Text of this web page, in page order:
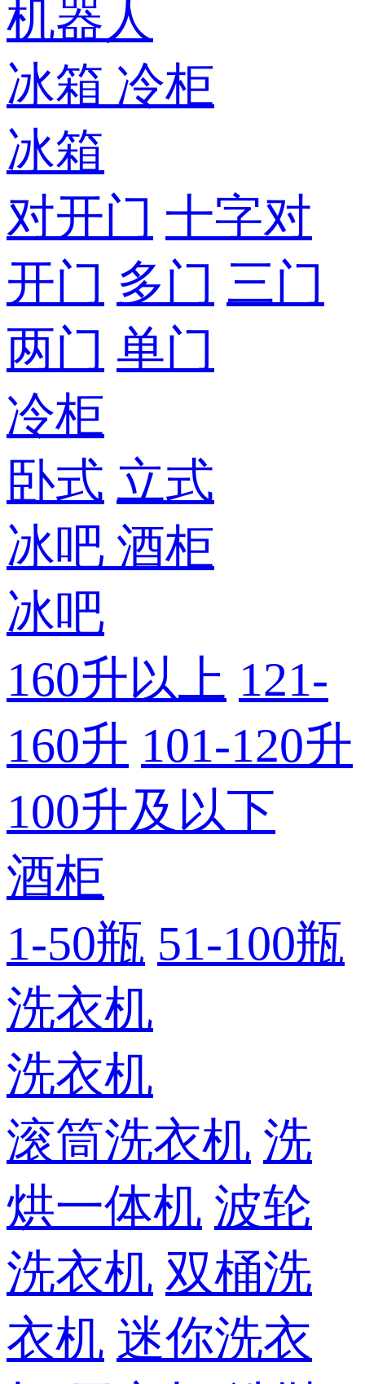
机器人
冰箱 冷柜
冰箱
对开门 十字对
开门 多门 三门
两门 单门
冷柜
卧式 立式
冰吧 酒柜
冰吧
160升以上 121-
160升 101-120升
100升及以下
酒柜
1-50瓶 51-100瓶
洗衣机
洗衣机
滚筒洗衣机 洗
烘一体机 波轮
洗衣机 双桶洗
衣机 迷你洗衣